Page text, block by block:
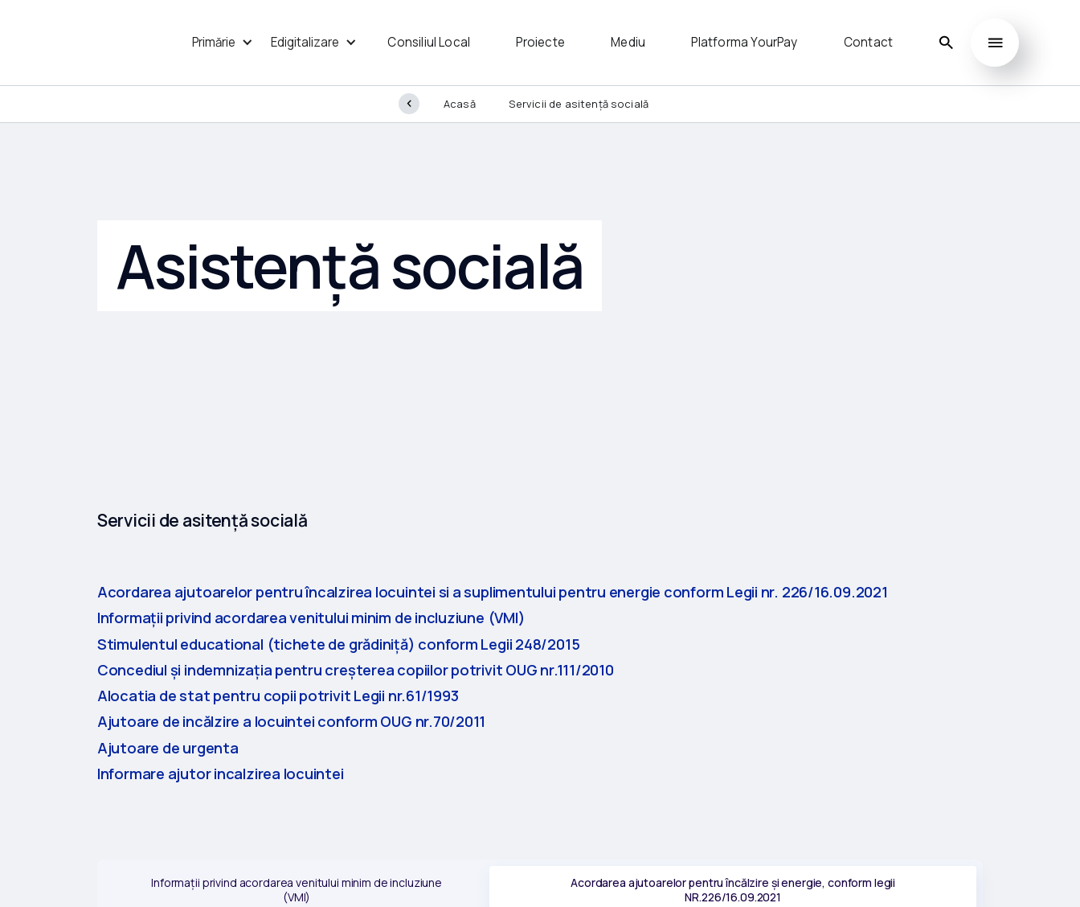
Primărie Edigitalizare Consiliul Local Proiecte Mediu Platforma YourPay Contact
Acasă Servicii de asitență socială
Asistență socială
Servicii de asitență socială
Acordarea ajutoarelor pentru încalzirea locuintei si a suplimentului pentru energie conform Legii nr. 226/16.09.2021
Informații privind acordarea venitului minim de incluziune (VMI)
Stimulentul educational (tichete de grădiniță) conform Legii 248/2015
Concediul și indemnizația pentru creșterea copiilor potrivit OUG nr.111/2010
Alocatia de stat pentru copii potrivit Legii nr.61/1993
Ajutoare de incălzire a locuintei conform OUG nr.70/2011
Ajutoare de urgenta
Informare ajutor incalzirea locuintei
Informații privind acordarea venitului minim de incluziune
(VMI)
Acordarea ajutoarelor pentru încălzire și energie, conform legii
NR.226/16.09.2021